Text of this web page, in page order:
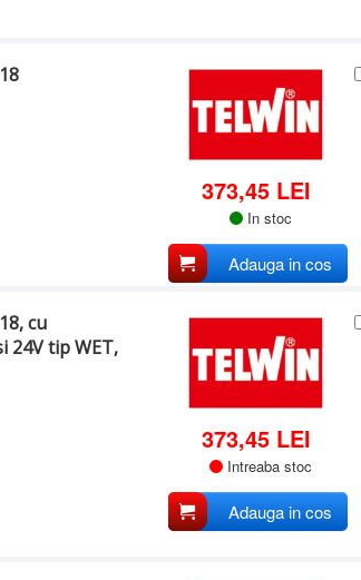
373,45 LEI
In stoc
Adauga in cos
cu
24V tip WET,
373,45 LEI
Intreaba stoc
Adauga in cos